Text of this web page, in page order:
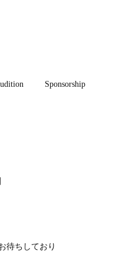
Sponsorship
待ちしており